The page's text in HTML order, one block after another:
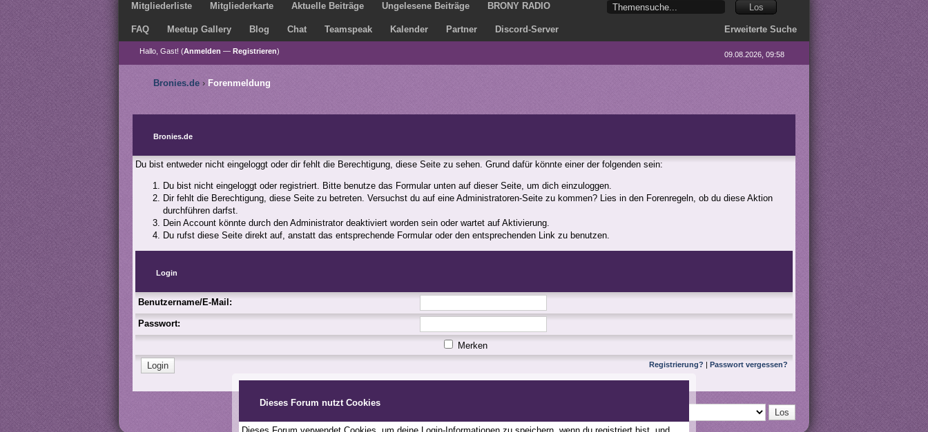
Dieses Forum nutzt Cookies
Mitgliederliste Mitgliederkarte Aktuelle Beiträge Ungelesene Beiträge BRONY RADIO
FAQ Meetup Gallery Blog Chat Teamspeak Kalender Partner Discord-Server Erweiterte Suche
Hallo, Gast! (Anmelden — Registrieren) 09.08.2026, 09:58
Bronies.de › Forenmeldung
Bronies.de
Du bist entweder nicht eingeloggt oder dir fehlt die Berechtigung, diese Seite zu sehen. Grund dafür könnte einer der folgenden sein:
Du bist nicht eingeloggt oder registriert. Bitte benutze das Formular unten auf dieser Seite, um dich einzuloggen.
Dir fehlt die Berechtigung, diese Seite zu betreten. Versuchst du auf eine Administratoren-Seite zu kommen? Lies in den Forenregeln, ob du diese Aktion
durchführen darfst.
Dein Account könnte durch den Administrator deaktiviert worden sein oder wartet auf Aktivierung.
Du rufst diese Seite direkt auf, anstatt das entsprechende Formular oder den entsprechenden Link zu benutzen.
Login
Benutzername/E-Mail:
Passwort:
Merken
Registrierung? | Passwort vergessen?